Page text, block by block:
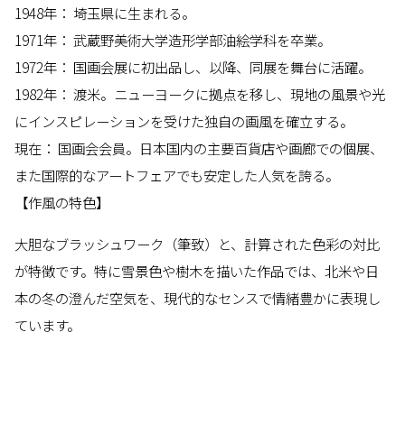
1948年： 埼玉県に生まれる。
1971年： 武蔵野美術大学造形学部油絵学科を卒業。
1972年： 国画会展に初出品し、以降、同展を舞台に活躍。
1982年： 渡米。ニューヨークに拠点を移し、現地の風景や光
にインスピレーションを受けた独自の画風を確立する。
現在： 国画会会員。日本国内の主要百貨店や画廊での個展、
また国際的なアートフェアでも安定した人気を誇る。
【作風の特色】
大胆なブラッシュワーク（筆致）と、計算された色彩の対比
が特徴です。特に雪景色や樹木を描いた作品では、北米や日
本の冬の澄んだ空気を、現代的なセンスで情緒豊かに表現し
ています。